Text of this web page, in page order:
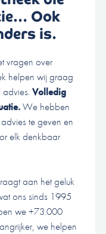
Ook
is.
vragen over
helpen wij graag
advies.Volledig
We hebben
te geven en
elk denkbaar
aan het geluk
ons sinds 1995
we +73.000
we helpen